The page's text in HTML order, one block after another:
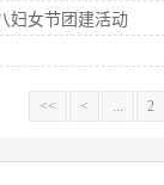
妇女节团建活动
<< < 2